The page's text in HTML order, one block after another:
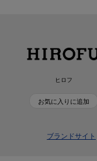
ヒロフ
お気に入りに追加
ブランドサイト